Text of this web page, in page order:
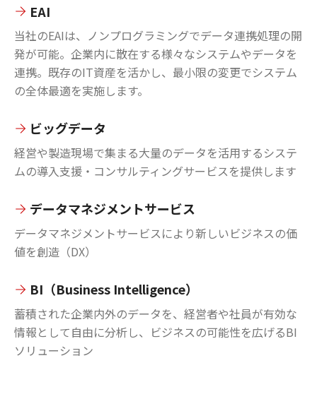
EAI
当社のEAIは、ノンプログラミングでデータ連携処理の開
発が可能。企業内に散在する様々なシステムやデータを
連携。既存のIT資産を活かし、最小限の変更でシステム
の全体最適を実施します。
ビッグデータ
経営や製造現場で集まる大量のデータを活用するシステ
ムの導入支援・コンサルティングサービスを提供します
データマネジメントサービス
データマネジメントサービスにより新しいビジネスの価
値を創造（DX）
BI（Business Intelligence）
蓄積された企業内外のデータを、経営者や社員が有効な
情報として自由に分析し、ビジネスの可能性を広げるBI
ソリューション